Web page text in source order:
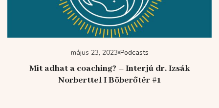
május 23, 2023 Podcasts
Mit adhat a coaching? – Interjú dr. Izsák
Norberttel I Böberőtér #1